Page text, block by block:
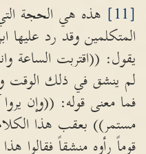
[11]
هذه هي الحجة
المتكلمين وقد رد عليها
يقول: ((اقتربت الساعة
لم ينشق في ذلك الوقت
فما معنى قوله: ((وإن
مستمر)) بعقب هذا
قوماً رأوه منشقاً